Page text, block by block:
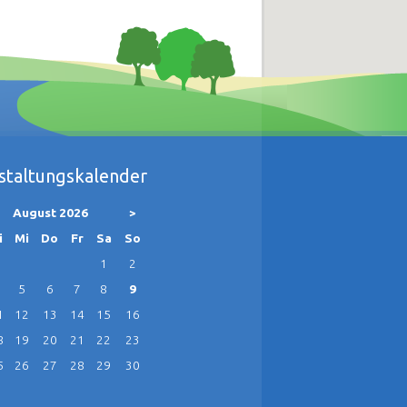
August 2026
>
enstag
Mi ttwoch
Do nnerstag
Freitag
Samstag
Sonntag
1
2
5 6 7 8
9
12 13 14 15
16
19 20 21 22
23
26 27 28 29
30